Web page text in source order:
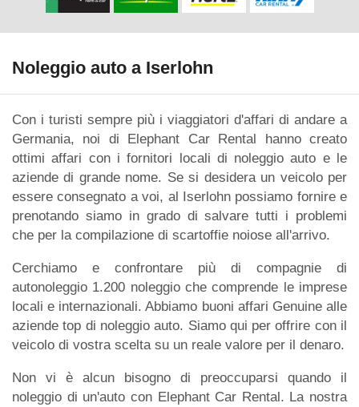
Noleggio auto a Iserlohn
Con i turisti sempre più i viaggiatori d'affari di andare a
Germania, noi di Elephant Car Rental hanno creato
ottimi affari con i fornitori locali di noleggio auto e le
aziende di grande nome. Se si desidera un veicolo per
essere consegnato a voi, al Iserlohn possiamo fornire e
prenotando siamo in grado di salvare tutti i problemi
che per la compilazione di scartoffie noiose all'arrivo.
Cerchiamo e confrontare più di compagnie di
autonoleggio 1.200 noleggio che comprende le imprese
locali e internazionali. Abbiamo buoni affari Genuine alle
aziende top di noleggio auto. Siamo qui per offrire con il
veicolo di vostra scelta su un reale valore per il denaro.
Non vi è alcun bisogno di preoccuparsi quando il
noleggio di un'auto con Elephant Car Rental. La nostra